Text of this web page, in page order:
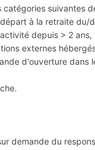
suivantes
à la retraite du/
depuis > 2
externes
d'ouverture dans
demande du